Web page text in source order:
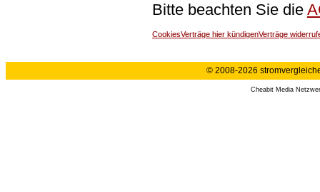
Bitte beachten Sie die
CookiesVerträge hier kündigenVerträge
© 2008-2026
Cheabit Media